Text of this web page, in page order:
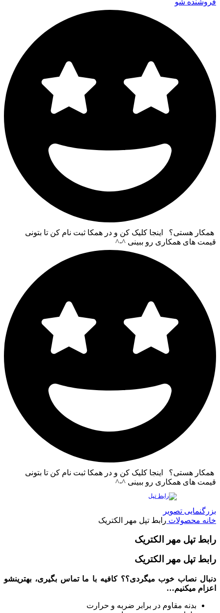
فروشنده شو
همکار هستی؟ اینجا کلیک کن و در همکا ثبت نام کن تا بتونی
قیمت های همکاری رو ببینی ^-^
همکار هستی؟ اینجا کلیک کن و در همکا ثبت نام کن تا بتونی
قیمت های همکاری رو ببینی ^-^
بزرگنمایی تصویر
خانه محصولات رابط تپل مهر الکتریک
رابط تپل مهر الکتریک
رابط تپل مهر الکتریک
دنبال نصاب خوب میگردی؟؟ کافیه با ما تماس بگیری، بهترینشو
اعزام میکنیم…
بدنه مقاوم در برابر ضربه و حرارت